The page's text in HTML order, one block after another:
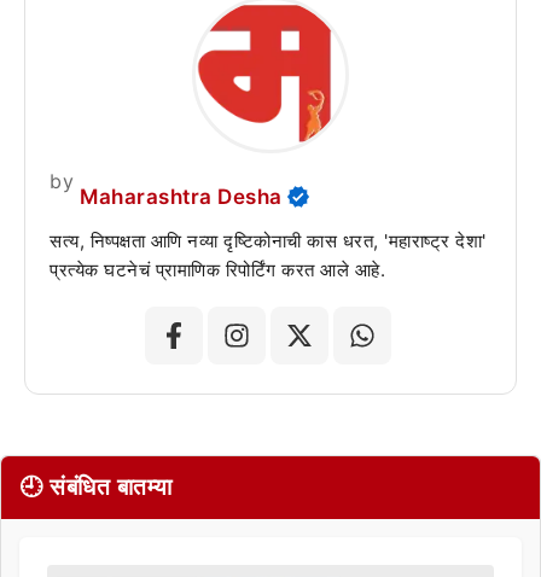
by
Maharashtra Desha
सत्य, निष्पक्षता आणि नव्या दृष्टिकोनाची कास धरत, 'महाराष्ट्र देशा'
प्रत्येक घटनेचं प्रामाणिक रिपोर्टिंग करत आले आहे.
🕘 संबंधित बातम्या